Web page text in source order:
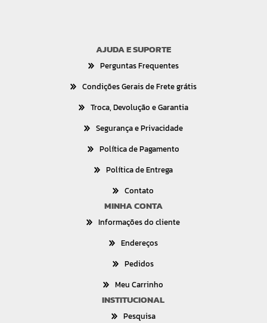
AJUDA E SUPORTE
Perguntas Frequentes
Condições Gerais de Frete grátis
Troca, Devolução e Garantia
Segurança e Privacidade
Política de Pagamento
Política de Entrega
Contato
MINHA CONTA
Informações do cliente
Endereços
Pedidos
Meu Carrinho
INSTITUCIONAL
Pesquisa